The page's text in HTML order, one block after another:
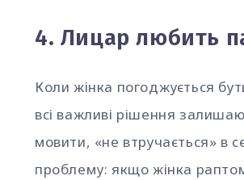
4. Лицар любить
Коли жінка погоджується
всі важливі рішення
мовити, «не втручається» в
проблему: якщо жінка